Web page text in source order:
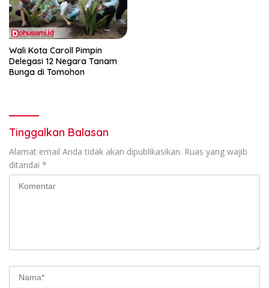
Wali Kota Caroll Pimpin
Delegasi 12 Negara Tanam
Bunga di Tomohon
Tinggalkan Balasan
Alamat email Anda tidak akan dipublikasikan. Ruas yang wajib
ditandai *